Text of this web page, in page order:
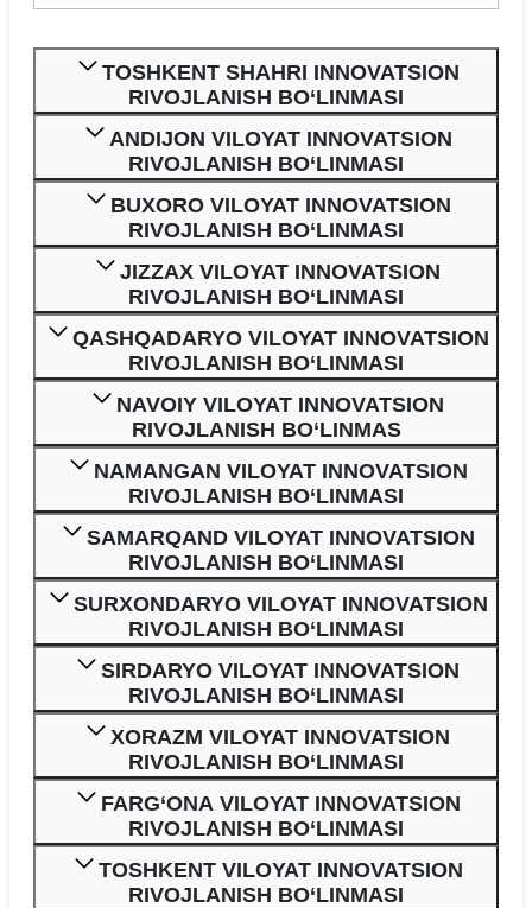
TOSHKENT SHAHRI INNOVATSION
RIVOJLANISH BO‘LINMASI
ANDIJON VILOYAT INNOVATSION
RIVOJLANISH BO‘LINMASI
BUXORO VILOYAT INNOVATSION
RIVOJLANISH BO‘LINMASI
JIZZAX VILOYAT INNOVATSION
RIVOJLANISH BO‘LINMASI
QASHQADARYO VILOYAT INNOVATSION
RIVOJLANISH BO‘LINMASI
NAVOIY VILOYAT INNOVATSION
RIVOJLANISH BO‘LINMAS
NAMANGAN VILOYAT INNOVATSION
RIVOJLANISH BO‘LINMASI
SAMARQAND VILOYAT INNOVATSION
RIVOJLANISH BO‘LINMASI
SURXONDARYO VILOYAT INNOVATSION
RIVOJLANISH BO‘LINMASI
SIRDARYO VILOYAT INNOVATSION
RIVOJLANISH BO‘LINMASI
XORAZM VILOYAT INNOVATSION
RIVOJLANISH BO‘LINMASI
FARG‘ONA VILOYAT INNOVATSION
RIVOJLANISH BO‘LINMASI
TOSHKENT VILOYAT INNOVATSION
RIVOJLANISH BO‘LINMASI